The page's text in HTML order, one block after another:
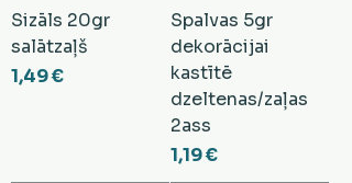
Sizāls 20gr
salātzaļš
Cena
1,49 €
Spalvas 5gr
dekorācijai
kastītē
dzeltenas/zaļas
2ass
Cena
1,19 €